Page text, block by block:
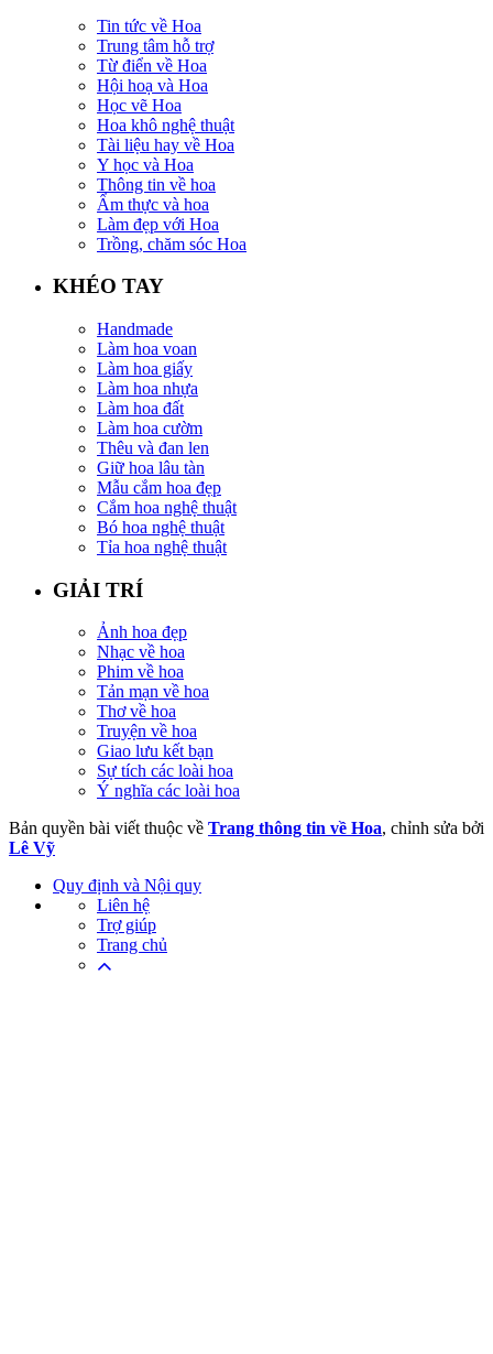
Tin tức về Hoa
Trung tâm hỗ trợ
Từ điển về Hoa
Hội hoạ và Hoa
Học vẽ Hoa
Hoa khô nghệ thuật
Tài liệu hay về Hoa
Y học và Hoa
Thông tin về hoa
Ẩm thực và hoa
Làm đẹp với Hoa
Trồng, chăm sóc Hoa
KHÉO TAY
Handmade
Làm hoa voan
Làm hoa giấy
Làm hoa nhựa
Làm hoa đất
Làm hoa cườm
Thêu và đan len
Giữ hoa lâu tàn
Mẫu cắm hoa đẹp
Cắm hoa nghệ thuật
Bó hoa nghệ thuật
Tỉa hoa nghệ thuật
GIẢI TRÍ
Ảnh hoa đẹp
Nhạc về hoa
Phim về hoa
Tản mạn về hoa
Thơ về hoa
Truyện về hoa
Giao lưu kết bạn
Sự tích các loài hoa
Ý nghĩa các loài hoa
Bản quyền bài viết thuộc về Trang thông tin về Hoa, chỉnh sửa bởi
Lê Vỹ
Quy định và Nội quy
Liên hệ
Trợ giúp
Trang chủ